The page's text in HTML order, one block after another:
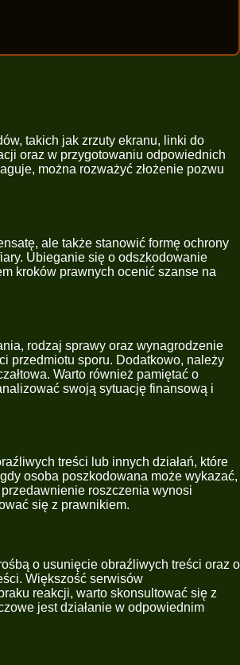
takich jak zrzuty ekranu, linki do
oraz w przygotowaniu odpowiednich
można rozważyć złożenie pozwu
ale także stanowić formę ochrony
Ubieganie się o odszkodowanie
kroków prawnych ocenić szanse na
rodzaj sprawy oraz wynagrodzenie
przedmiotu sporu. Dodatkowo, należy
Warto również pamiętać o
swoją sytuację finansową i
treści lub innych działań, które
osoba poszkodowana może wykazać,
roszczenia wynosi
się z prawnikiem.
o usunięcie obraźliwych treści oraz o
Większość serwisów
reakcji, warto skonsultować się z
jest działanie w odpowiednim